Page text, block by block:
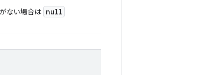
ない場合は null